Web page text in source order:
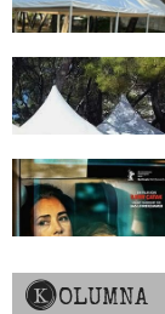
KOLUMNA